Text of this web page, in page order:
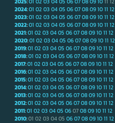
2024:01 02 030405060708091011 12
2023:01 02 030405060708091011 12
2022:01 02 030405060708091011 12
2021:01 02 030405060708091011 12
2020:01 02 030405060708091011 12
2019:01 02 030405060708091011 12
2018:01 02 030405060708091011 12
2017:01 02 030405060708091011 12
2016:01 02 030405060708091011 12
2015:01 02 030405060708091011 12
2014:01 02 030405060708091011 12
2013:01 02 030405060708091011 12
2012:01 02 030405060708091011 12
2011:01 02 030405060708091011 12
2010:01 02 03 0405 060708091011 12